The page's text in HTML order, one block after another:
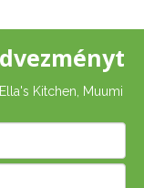
Kitchen, Muumi